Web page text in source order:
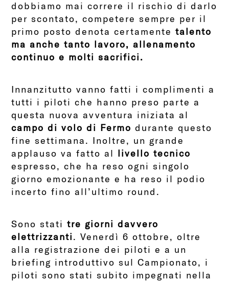
dobbiamo mai correre il rischio di darlo
per scontato, competere sempre per il
primo posto denota certamentetalento
ma anche tanto lavoro, allenamento
continuo e molti sacrifici.
Innanzitutto vanno fatti i complimenti a
tutti i piloti che hanno preso parte a
questa nuova avventura iniziata al
campo di volo di Fermo durante questo
fine settimana. Inoltre, un grande
applauso va fatto al livello tecnico
espresso, che ha reso ogni singolo
giorno emozionante e ha reso il podio
incerto fino all’ultimo round.
Sono statitre giorni davvero
elettrizzanti. Venerdì 6 ottobre, oltre
alla registrazione dei piloti e a un
briefing introduttivo sul Campionato, i
piloti sono stati subito impegnati nella